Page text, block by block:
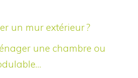
un mur extérieur ?
une chambre ou